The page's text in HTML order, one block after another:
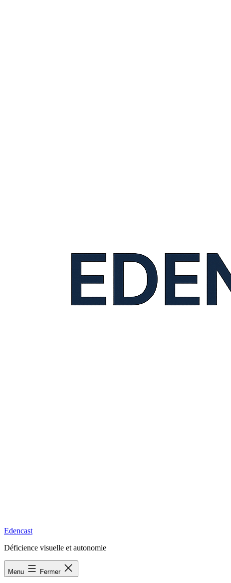
Edencast
Déficience visuelle et autonomie
Menu Fermer